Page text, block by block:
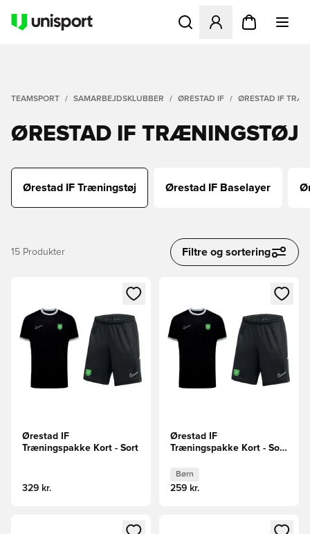
Åbner en Modal til at
TEAMSPORT SAMARBEJDSKLUBBER ØRESTAD IF ØRESTAD IF
ØRESTAD IF TRÆNINGSTØJ
Ørestad IF Træningstøj Ørestad IF Baselayer
15 Produkter Filtre og sortering
Åbner en Modal til at logge ind eller tilmelde dig som
Ørestad IF
Træningspakke Kort - Sort
329 kr.
Åbner en Modal til at logge
Ørestad IF
Træningspakke Kort - Sort
Børn
259 kr.
Åbner en Modal til at logge ind eller tilmelde dig som
Åbner en Modal til at logge